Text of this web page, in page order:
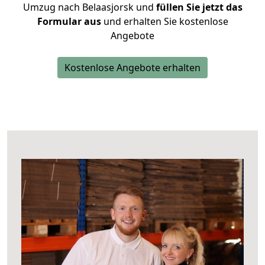
Umzug nach Belaasjorsk und füllen Sie jetzt das
Formular ausund erhalten Sie kostenlose
Angebote
Kostenlose Angebote erhalten